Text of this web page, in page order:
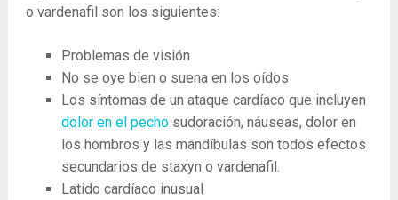
o vardenafil son los siguientes:
Problemas de visión
No se oye bien o suena en los oídos
Los síntomas de un ataque cardíaco que incluyen
dolor en el pecho sudoración, náuseas, dolor en
los hombros y las mandíbulas son todos efectos
secundarios de staxyn o vardenafil.
Latido cardíaco inusual